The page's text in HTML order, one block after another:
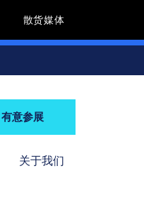
散货媒体
有意参展
关于我们